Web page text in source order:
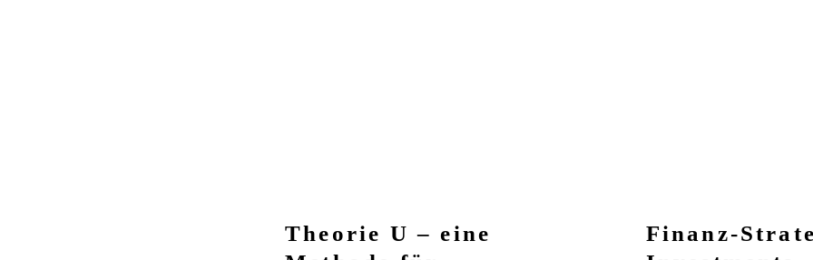
Theorie U – eine
Finanz-